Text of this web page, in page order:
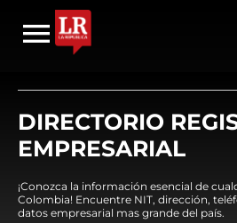
DIRECTORIO
EMPRESARIAL
¡Conozca la información esencial de
Colombia! Encuentre NIT, dirección,
datos empresarial mas grande del país.